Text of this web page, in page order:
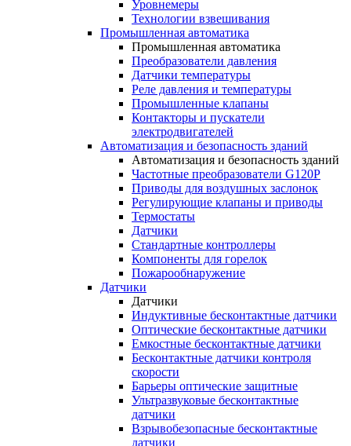
Уровнемеры
Технологии взвешивания
Промышленная автоматика
Промышленная автоматика
Преобразователи давления
Датчики температуры
Реле давления и температуры
Промышленные клапаны
Контакторы и пускатели
электродвигателей
Автоматизация и безопасность зданий
Автоматизация и безопасность зданий
Частотные преобразователи G120P
Приводы для воздушных заслонок
Регулирующие клапаны и приводы
Термостаты
Датчики
Стандартные контроллеры
Компоненты для горелок
Пожарообнаружение
Датчики
Датчики
Индуктивные бесконтактные датчики
Оптические бесконтактные датчики
Емкостные бесконтактные датчики
Бесконтактные датчики контроля
скорости
Барьеры оптические защитные
Ультразвуковые бесконтактные
датчики
Взрывобезопасные бесконтактные
датчики